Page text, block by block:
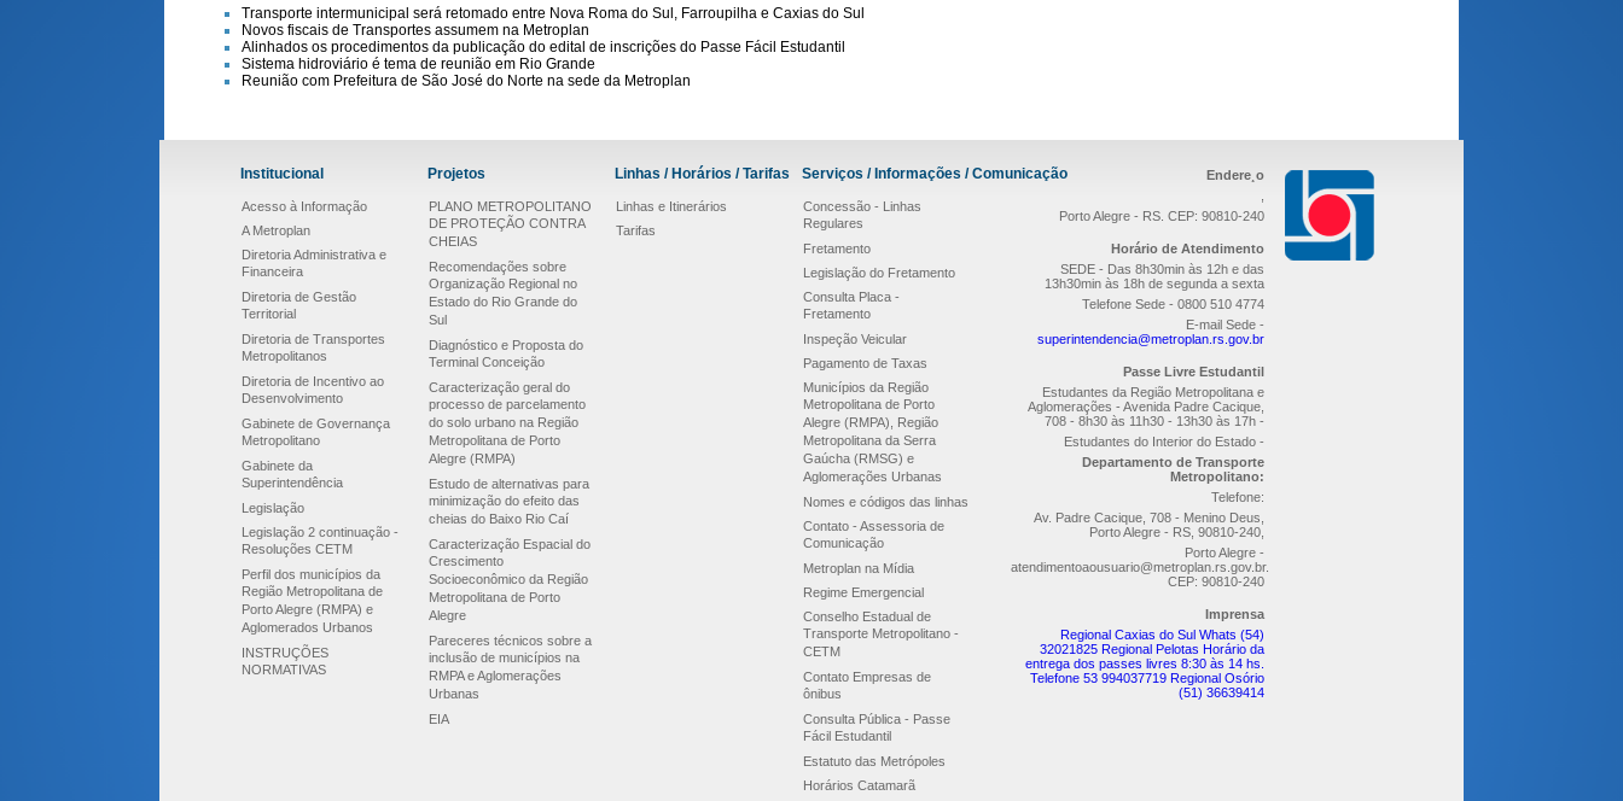
Transporte intermunicipal será retomado entre Nova Roma do Sul, Farroupilha e Caxias do Sul
Novos fiscais de Transportes assumem na Metroplan
Alinhados os procedimentos da publicação do edital de inscrições do Passe Fácil Estudantil
Sistema hidroviário é tema de reunião em Rio Grande
Reunião com Prefeitura de São José do Norte na sede da Metroplan
Institucional
Acesso à Informação
A Metroplan
Diretoria Administrativa e
Financeira
Diretoria de Gestão
Territorial
Diretoria de Transportes
Metropolitanos
Diretoria de Incentivo ao
Desenvolvimento
Gabinete de Governança
Metropolitano
Gabinete da
Superintendência
Legislação
Legislação 2 continuação -
Resoluções CETM
Perfil dos municípios da
Região Metropolitana de
Porto Alegre (RMPA) e
Aglomerados Urbanos
INSTRUÇÕES
NORMATIVAS
Projetos
PLANO METROPOLITANO
DE PROTEÇÃO CONTRA
CHEIAS
Recomendações sobre
Organização Regional no
Estado do Rio Grande do
Sul
Diagnóstico e Proposta do
Terminal Conceição
Caracterização geral do
processo de parcelamento
do solo urbano na Região
Metropolitana de Porto
Alegre (RMPA)
Estudo de alternativas para
minimização do efeito das
cheias do Baixo Rio Caí
Caracterização Espacial do
Crescimento
Socioeconômico da Região
Metropolitana de Porto
Alegre
Pareceres técnicos sobre a
inclusão de municípios na
RMPA e Aglomerações
Urbanas
EIA
Linhas / Horários / Tarifas
Linhas e Itinerários
Tarifas
Serviços / Informações / Comunicação
Concessão - Linhas
Regulares
Fretamento
Legislação do Fretamento
Consulta Placa -
Fretamento
Inspeção Veicular
Pagamento de Taxas
Municípios da Região
Metropolitana de Porto
Alegre (RMPA), Região
Metropolitana da Serra
Gaúcha (RMSG) e
Aglomerações Urbanas
Nomes e códigos das linhas
Contato - Assessoria de
Comunicação
Metroplan na Mídia
Regime Emergencial
Conselho Estadual de
Transporte Metropolitano -
CETM
Contato Empresas de
ônibus
Consulta Pública - Passe
Fácil Estudantil
Estatuto das Metrópoles
Horários Catamarã
Endere¸o
Porto Alegre - RS. CEP: 90810-240
Horário de Atendimento
SEDE - Das 8h30min às 12h e das
13h30min às 18h de segunda a sexta
Telefone Sede - 0800 510 4774
E-mail Sede -
superintendencia@metroplan.rs.gov.br
Passe Livre Estudantil
Estudantes da Região Metropolitana e
Aglomerações - Avenida Padre Cacique,
708 - 8h30 às 11h30 - 13h30 às 17h -
Estudantes do Interior do Estado -
Departamento de Transporte
Metropolitano:
Telefone:
Av. Padre Cacique, 708 - Menino Deus,
Porto Alegre - RS, 90810-240,
Porto Alegre -
atendimentoaousuario@metroplan.rs.gov.br.
CEP: 90810-240
Imprensa
Regional Caxias do Sul Whats (54)
32021825 Regional Pelotas Horário da
entrega dos passes livres 8:30 às 14 hs.
Telefone 53 994037719 Regional Osório
(51) 36639414